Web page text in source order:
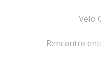
Vélo
Rencontre